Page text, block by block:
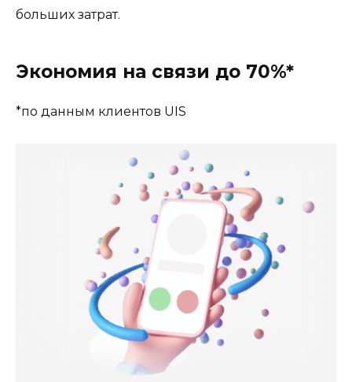
больших затрат.
Экономия на связи до 70%*
*по данным клиентов UIS